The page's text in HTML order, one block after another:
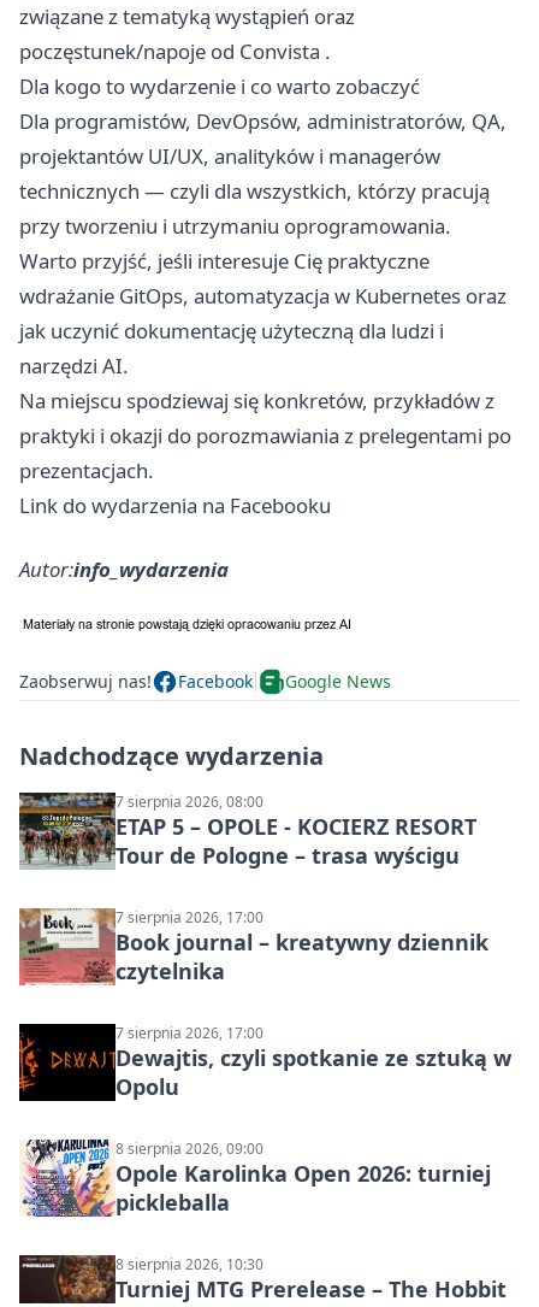
związane z tematyką wystąpień oraz
poczęstunek/napoje od Convista .
Dla kogo to wydarzenie i co warto zobaczyć
Dla programistów, DevOpsów, administratorów, QA,
projektantów UI/UX, analityków i managerów
technicznych — czyli dla wszystkich, którzy pracują
przy tworzeniu i utrzymaniu oprogramowania.
Warto przyjść, jeśli interesuje Cię praktyczne
wdrażanie GitOps, automatyzacja w Kubernetes oraz
jak uczynić dokumentację użyteczną dla ludzi i
narzędzi AI.
Na miejscu spodziewaj się konkretów, przykładów z
praktyki i okazji do porozmawiania z prelegentami po
prezentacjach.
Link do wydarzenia na Facebooku
Autor:info_wydarzenia
Zaobserwuj nas! Facebook Google News
Nadchodzące wydarzenia
7 sierpnia 2026, 08:00
ETAP 5 – OPOLE - KOCIERZ RESORT
Tour de Pologne – trasa wyścigu
7 sierpnia 2026, 17:00
Book journal – kreatywny dziennik
czytelnika
7 sierpnia 2026, 17:00
Dewajtis, czyli spotkanie ze sztuką w
Opolu
8 sierpnia 2026, 09:00
Opole Karolinka Open 2026: turniej
pickleballa
8 sierpnia 2026, 10:30
Turniej MTG Prerelease – The Hobbit